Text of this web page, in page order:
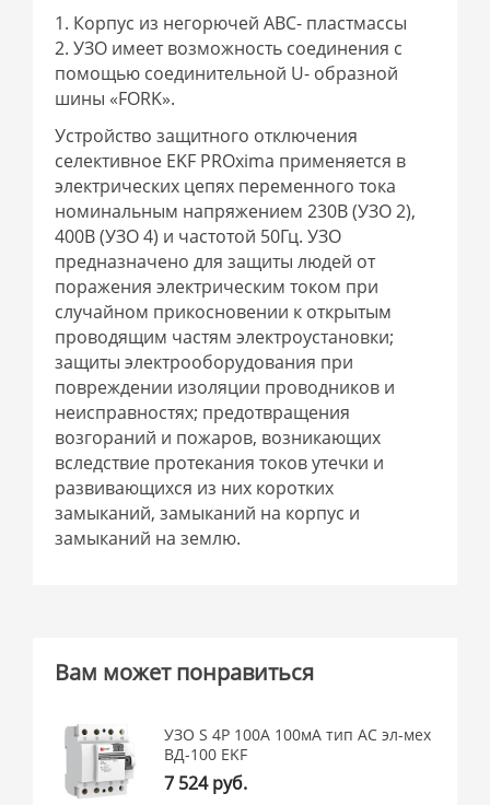
1. Корпус из негорючей АВС- пластмассы
2. УЗО имеет возможность соединения с
помощью соединительной U- образной
шины «FORK».
Устройство защитного отключения
селективное EKF PROxima применяется в
электрических цепях переменного тока
номинальным напряжением 230В (УЗО 2),
400В (УЗО 4) и частотой 50Гц. УЗО
предназначено для защиты людей от
поражения электрическим током при
случайном прикосновении к открытым
проводящим частям электроустановки;
защиты электрооборудования при
повреждении изоляции проводников и
неисправностях; предотвращения
возгораний и пожаров, возникающих
вследствие протекания токов утечки и
развивающихся из них коротких
замыканий, замыканий на корпус и
замыканий на землю.
Вам может понравиться
УЗО S 4P 100А 100мА тип АС эл-мех
ВД-100 EKF
7 524 руб.